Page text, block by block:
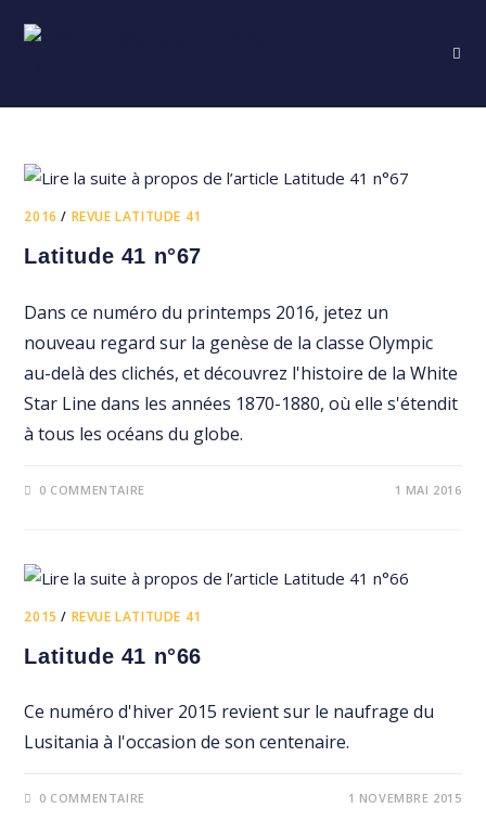
2016 / REVUE LATITUDE 41
Latitude 41 n°67
Dans ce numéro du printemps 2016, jetez un
nouveau regard sur la genèse de la classe Olympic
au-delà des clichés, et découvrez l'histoire de la White
Star Line dans les années 1870-1880, où elle s'étendit
à tous les océans du globe.
0 COMMENTAIRE 1 MAI 2016
2015 / REVUE LATITUDE 41
Latitude 41 n°66
Ce numéro d'hiver 2015 revient sur le naufrage du
Lusitania à l'occasion de son centenaire.
0 COMMENTAIRE 1 NOVEMBRE 2015